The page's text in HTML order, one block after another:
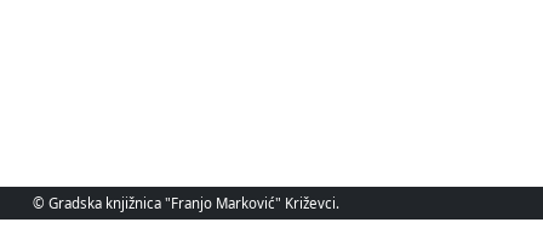
© Gradska knjižnica "Franjo Marković" Križevci.